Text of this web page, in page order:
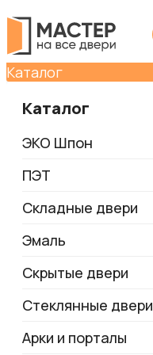
Каталог
Каталог
ЭКО Шпон
ПЭТ
Складные двери
Эмаль
Скрытые двери
Стеклянные двери
Арки и порталы